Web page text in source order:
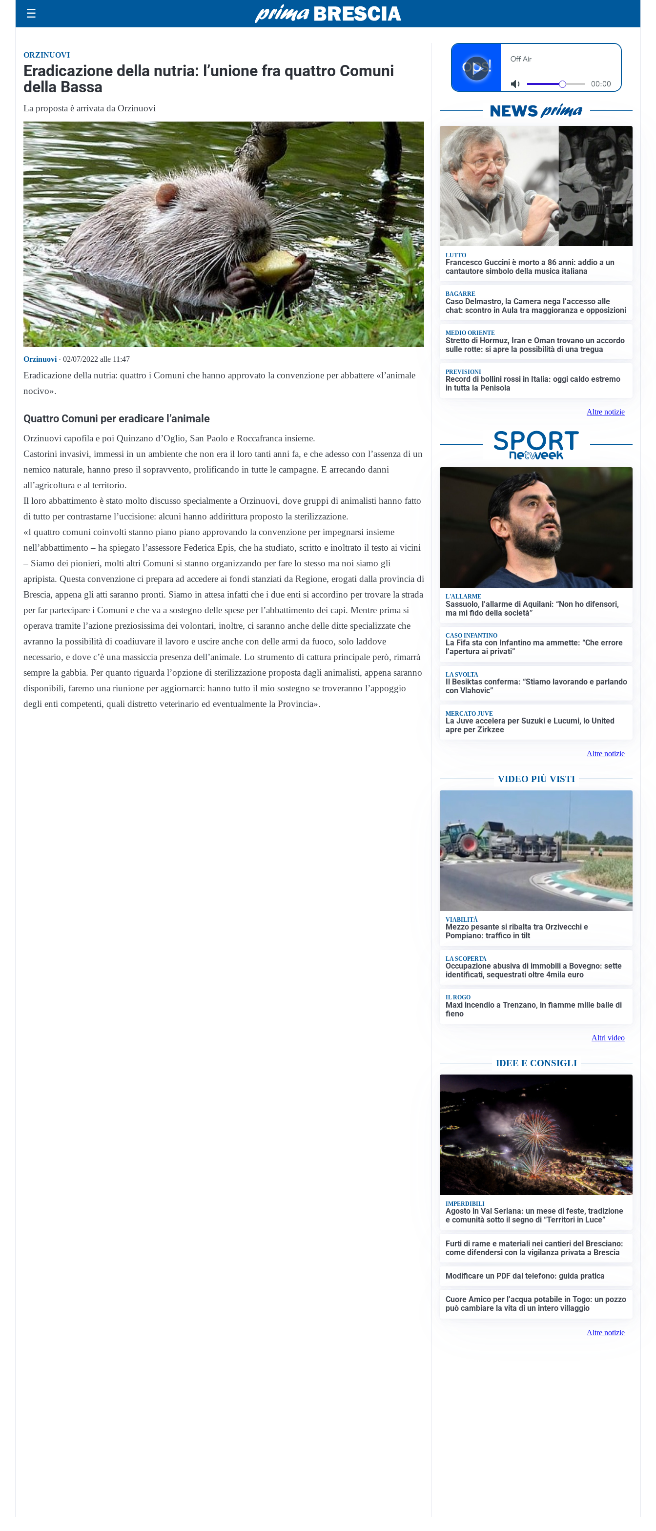
☰
ORZINUOVI
Eradicazione della nutria: l’unione fra quattro Comuni
della Bassa
La proposta è arrivata da Orzinuovi
Orzinuovi · 02/07/2022 alle 11:47
Eradicazione della nutria: quattro i Comuni che hanno approvato la convenzione per abbattere «l’animale
nocivo».
Quattro Comuni per eradicare l’animale
Orzinuovi capofila e poi Quinzano d’Oglio, San Paolo e Roccafranca insieme.
Castorini invasivi, immessi in un ambiente che non era il loro tanti anni fa, e che adesso con l’assenza di un
nemico naturale, hanno preso il sopravvento, prolificando in tutte le campagne. E arrecando danni
all’agricoltura e al territorio.
Il loro abbattimento è stato molto discusso specialmente a Orzinuovi, dove gruppi di animalisti hanno fatto
di tutto per contrastarne l’uccisione: alcuni hanno addirittura proposto la sterilizzazione.
«I quattro comuni coinvolti stanno piano piano approvando la convenzione per impegnarsi insieme
nell’abbattimento – ha spiegato l’assessore Federica Epis, che ha studiato, scritto e inoltrato il testo ai vicini
– Siamo dei pionieri, molti altri Comuni si stanno organizzando per fare lo stesso ma noi siamo gli
apripista. Questa convenzione ci prepara ad accedere ai fondi stanziati da Regione, erogati dalla provincia di
Brescia, appena gli atti saranno pronti. Siamo in attesa infatti che i due enti si accordino per trovare la strada
per far partecipare i Comuni e che va a sostegno delle spese per l’abbattimento dei capi. Mentre prima si
operava tramite l’azione preziosissima dei volontari, inoltre, ci saranno anche delle ditte specializzate che
avranno la possibilità di coadiuvare il lavoro e uscire anche con delle armi da fuoco, solo laddove
necessario, e dove c’è una massiccia presenza dell’animale. Lo strumento di cattura principale però, rimarrà
sempre la gabbia. Per quanto riguarda l’opzione di sterilizzazione proposta dagli animalisti, appena saranno
disponibili, faremo una riunione per aggiornarci: hanno tutto il mio sostegno se troveranno l’appoggio
degli enti competenti, quali distretto veterinario ed eventualmente la Provincia».
LUTTO
Francesco Guccini è morto a 86 anni: addio a un
cantautore simbolo della musica italiana
BAGARRE
Caso Delmastro, la Camera nega l’accesso alle
chat: scontro in Aula tra maggioranza e opposizioni
MEDIO ORIENTE
Stretto di Hormuz, Iran e Oman trovano un accordo
sulle rotte: si apre la possibilità di una tregua
PREVISIONI
Record di bollini rossi in Italia: oggi caldo estremo
in tutta la Penisola
Altre notizie
L'ALLARME
Sassuolo, l’allarme di Aquilani: “Non ho difensori,
ma mi fido della società”
CASO INFANTINO
La Fifa sta con Infantino ma ammette: “Che errore
l’apertura ai privati”
LA SVOLTA
Il Besiktas conferma: “Stiamo lavorando e parlando
con Vlahovic”
MERCATO JUVE
La Juve accelera per Suzuki e Lucumi, lo United
apre per Zirkzee
Altre notizie
VIDEO PIÙ VISTI
VIABILITÀ
Mezzo pesante si ribalta tra Orzivecchi e
Pompiano: traffico in tilt
LA SCOPERTA
Occupazione abusiva di immobili a Bovegno: sette
identificati, sequestrati oltre 4mila euro
IL ROGO
Maxi incendio a Trenzano, in fiamme mille balle di
fieno
Altri video
IDEE E CONSIGLI
IMPERDIBILI
Agosto in Val Seriana: un mese di feste, tradizione
e comunità sotto il segno di “Territori in Luce”
Furti di rame e materiali nei cantieri del Bresciano:
come difendersi con la vigilanza privata a Brescia
Modificare un PDF dal telefono: guida pratica
Cuore Amico per l’acqua potabile in Togo: un pozzo
può cambiare la vita di un intero villaggio
Altre notizie